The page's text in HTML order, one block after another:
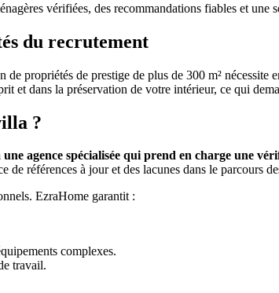
vérifiées, des recommandations fiables et une
du recrutement
propriétés de prestige de plus de 300 m² nécessite
et dans la préservation de votre intérieur, ce qui
?
agence spécialisée qui prend en charge une
références à jour et des lacunes dans le parcours
EzraHome garantit :
complexes.
travail.